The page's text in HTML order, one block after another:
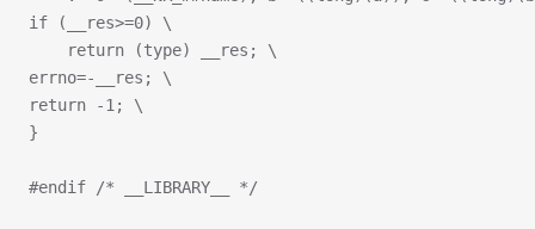
if (__res>=0) \
	return (type) __res; \
errno=-__res; \
return
}
#endif /* __LIBRARY__ */